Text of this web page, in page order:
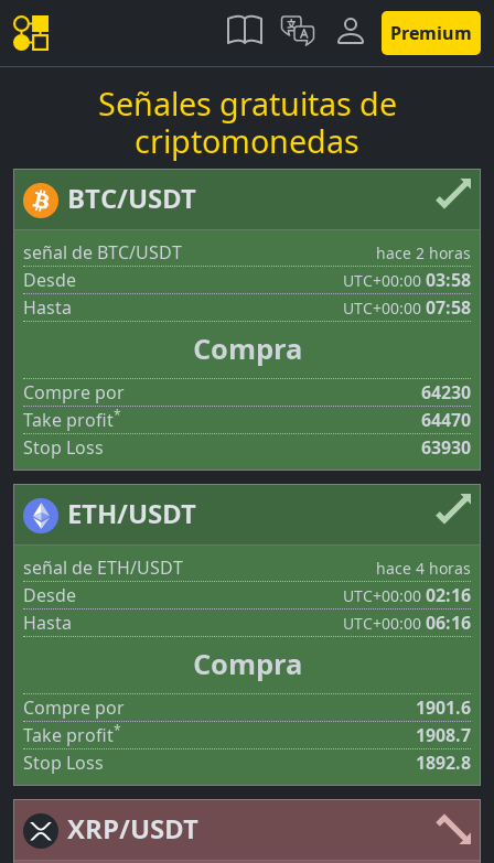
Premium
Señales gratuitas de
criptomonedas
BTC/USDT
señal de BTC/USDT hace 2 horas
Desde UTC+00:00 03:58
Hasta
UTC+00:00 07:58
Compra
Compre por
64230
Take profit*
64470
Stop Loss
63930
ETH/USDT
señal de ETH/USDT hace 4 horas
Desde UTC+00:00 02:16
Hasta
UTC+00:00 06:16
Compra
Compre por
1901.6
Take profit*
1908.7
Stop Loss
1892.8
XRP/USDT